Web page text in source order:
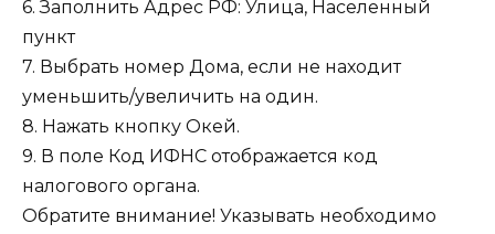
6. Заполнить Адрес РФ: Улица, Населенный
пункт
7. Выбрать номер Дома, если не находит
уменьшить/увеличить на один.
8. Нажать кнопку Окей.
9. В поле Код ИФНС отображается код
налогового органа.
Обратите внимание! Указывать необходимо